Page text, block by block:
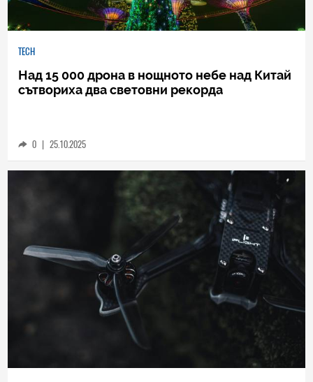
TECH
Над 15 000 дрона в нощното небе над Китай
сътвориха два световни рекорда
0 | 25.10.2025